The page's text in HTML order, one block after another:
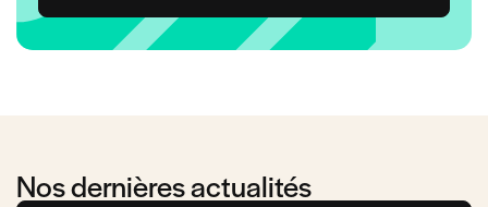
Nos dernières actualités